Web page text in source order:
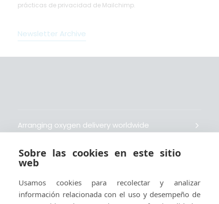
prácticas de privacidad de Mailchimp.
Newsletter Archive
Arranging oxygen delivery worldwide
Fait livrer de l’oxygène dans le monde entier
Organisiert weltweit Sauerstofflieferungen
Sobre las cookies en este sitio
web
Usamos cookies para recolectar y analizar
información relacionada con el uso y desempeño de